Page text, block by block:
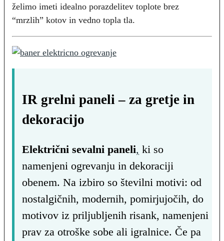
želimo imeti idealno porazdelitev toplote brez
“mrzlih” kotov in vedno topla tla.
IR grelni paneli – za gretje in
dekoracijo
Električni sevalni paneli, ki so
namenjeni ogrevanju in dekoraciji
obenem. Na izbiro so številni motivi: od
nostalgičnih, modernih, pomirjujočih, do
motivov iz priljubljenih risank, namenjeni
prav za otroške sobe ali igralnice. Če pa